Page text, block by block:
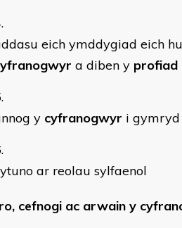
eich ymddygiad eich
a diben y profiad
y cyfranogwyr i gymryd
ar reolau sylfaenol
cefnogi ac arwain y